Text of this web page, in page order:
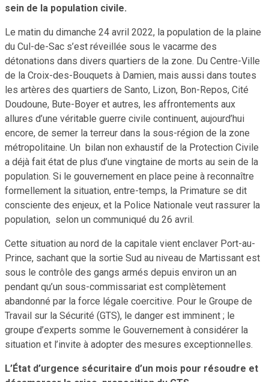
sein de la population civile.
Le matin du dimanche 24 avril 2022, la population de la plaine
du Cul-de-Sac s’est réveillée sous le vacarme des
détonations dans divers quartiers de la zone. Du Centre-Ville
de la Croix-des-Bouquets à Damien, mais aussi dans toutes
les artères des quartiers de Santo, Lizon, Bon-Repos, Cité
Doudoune, Bute-Boyer et autres, les affrontements aux
allures d’une véritable guerre civile continuent, aujourd’hui
encore, de semer la terreur dans la sous-région de la zone
métropolitaine. Un bilan non exhaustif de la Protection Civile
a déjà fait état de plus d’une vingtaine de morts au sein de la
population. Si le gouvernement en place peine à reconnaître
formellement la situation, entre-temps, la Primature se dit
consciente des enjeux, et la Police Nationale veut rassurer la
population, selon un communiqué du 26 avril.
Cette situation au nord de la capitale vient enclaver Port-au-
Prince, sachant que la sortie Sud au niveau de Martissant est
sous le contrôle des gangs armés depuis environ un an
pendant qu’un sous-commissariat est complètement
abandonné par la force légale coercitive. Pour le Groupe de
Travail sur la Sécurité (GTS), le danger est imminent ; le
groupe d’experts somme le Gouvernement à considérer la
situation et l’invite à adopter des mesures exceptionnelles.
L’État d’urgence sécuritaire d’un mois pour résoudre et